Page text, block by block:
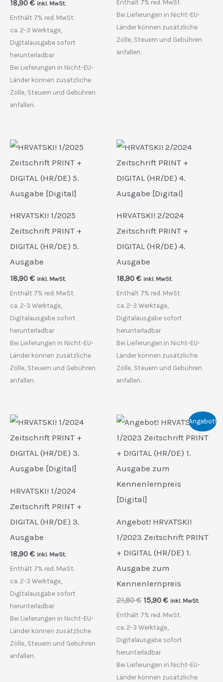
18,90 € inkl. MwSt.
Enthält 7% red. MwSt.
ca. 2-3 Werktage,
Digitalausgabe sofort
herunterladbar
Bei Lieferungen in Nicht-EU-
Länder können zusätzliche
Zölle, Steuern und Gebühren
anfallen.
Enthält 7% red. MwSt.
Bei Lieferungen in Nicht-EU-
Länder können zusätzliche
Zölle, Steuern und Gebühren
anfallen.
HRVATSKI! 1/2025
Zeitschrift PRINT +
DIGITAL (HR/DE) 5.
Ausgabe
18,90 € inkl. MwSt.
Enthält 7% red. MwSt.
ca. 2-3 Werktage,
Digitalausgabe sofort
herunterladbar
Bei Lieferungen in Nicht-EU-
Länder können zusätzliche
Zölle, Steuern und Gebühren
anfallen.
HRVATSKI! 2/2024
Zeitschrift PRINT +
DIGITAL (HR/DE) 4.
Ausgabe
18,90 € inkl. MwSt.
Enthält 7% red. MwSt.
ca. 2-3 Werktage,
Digitalausgabe sofort
herunterladbar
Bei Lieferungen in Nicht-EU-
Länder können zusätzliche
Zölle, Steuern und Gebühren
anfallen.
HRVATSKI! 1/2024
Zeitschrift PRINT +
DIGITAL (HR/DE) 3.
Ausgabe
18,90 € inkl. MwSt.
Enthält 7% red. MwSt.
ca. 2-3 Werktage,
Digitalausgabe sofort
herunterladbar
Bei Lieferungen in Nicht-EU-
Länder können zusätzliche
Zölle, Steuern und Gebühren
anfallen.
Angebot!
Angebot! HRVATSKI!
1/2023 Zeitschrift PRINT
+ DIGITAL (HR/DE) 1.
Ausgabe zum
Kennenlernpreis
21,80€ Ursprünglicher
war:
21,80 €
15,90 €Aktueller
ist:
15,90 €.
inkl. MwSt.
Enthält 7% red. MwSt.
ca. 2-3 Werktage,
Digitalausgabe sofort
herunterladbar
Bei Lieferungen in Nicht-EU-
Länder können zusätzliche